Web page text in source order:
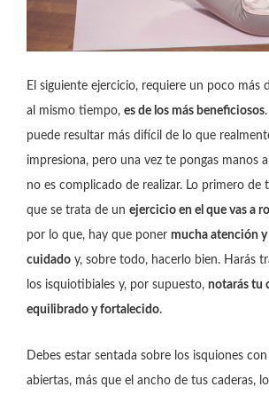
El siguiente ejercicio, requiere un poco más
al mismo tiempo, es de los más beneficiosos
puede resultar más difícil de lo que
impresiona, pero una vez te pongas manos
no es complicado de realizar. Lo primero de
que se trata de un ejercicio en el que vas a
por lo que, hay que poner mucha atención
cuidado y, sobre todo, hacerlo bien. Harás
los isquiotibiales y, por supuesto, notarás tu
equilibrado y fortalecido.
Debes estar sentada sobre los isquiones
abiertas, más que el ancho de tus caderas,